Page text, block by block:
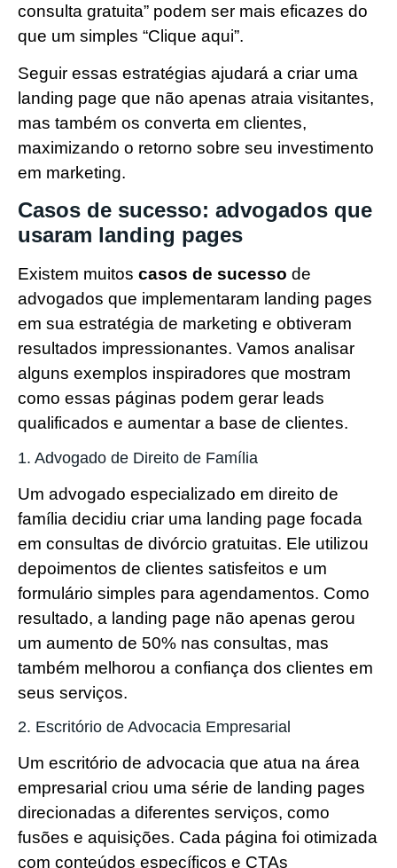
consulta gratuita” podem ser mais eficazes do
que um simples “Clique aqui”.
Seguir essas estratégias ajudará a criar uma
landing page que não apenas atraia visitantes,
mas também os converta em clientes,
maximizando o retorno sobre seu investimento
em marketing.
Casos de sucesso: advogados que
usaram landing pages
Existem muitos casos de sucesso de
advogados que implementaram landing pages
em sua estratégia de marketing e obtiveram
resultados impressionantes. Vamos analisar
alguns exemplos inspiradores que mostram
como essas páginas podem gerar leads
qualificados e aumentar a base de clientes.
1. Advogado de Direito de Família
Um advogado especializado em direito de
família decidiu criar uma landing page focada
em consultas de divórcio gratuitas. Ele utilizou
depoimentos de clientes satisfeitos e um
formulário simples para agendamentos. Como
resultado, a landing page não apenas gerou
um aumento de 50% nas consultas, mas
também melhorou a confiança dos clientes em
seus serviços.
2. Escritório de Advocacia Empresarial
Um escritório de advocacia que atua na área
empresarial criou uma série de landing pages
direcionadas a diferentes serviços, como
fusões e aquisições. Cada página foi otimizada
com conteúdos específicos e CTAs